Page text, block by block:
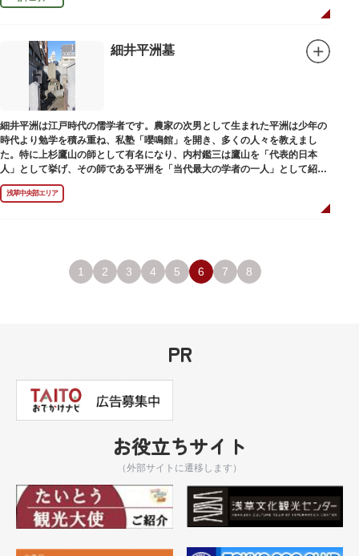
細井平洲墓
細井平洲は江戸時代の儒学者です。農家の次男として生まれた平洲は少年の
時代より勉学を積み重ね、私塾「嚶鳴館」を開き、多くの人々を教えまし
た。特に上杉鷹山の師として有名になり、内村鑑三は鷹山を「代表的日本
人」として挙げ、その師である平洲を「当代最大の学者の一人」として紹介
しています。お墓は天嶽院（てんがくいん）境内にあります。
浅草中央部エリア
1 2 3 4 5 6 7 8
PR
お役立ちサイト
（外部サイトに遷移します）